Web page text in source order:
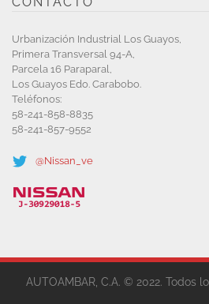
Urbanización Industrial Los Guayos,
Primera Transversal 94-A,
Parcela 16 Paraparal,
Los Guayos Edo. Carabobo.
Teléfonos:
58-241-858-8835
58-241-857-9552
@Nissan_ve
AUTOAMBAR, C.A. © 2022. Todos